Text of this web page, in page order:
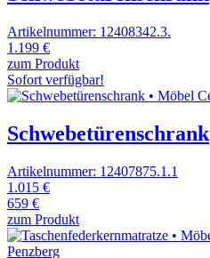
Artikelnummer: 12408342.3.
1.199 €
zum Produkt
Sofort verfügbar!
Schwebetürenschrank
Artikelnummer: 12407875.1.1
1.015 €
659 €
zum Produkt